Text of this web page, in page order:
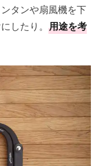
タンや扇風機を下
したり。 用途を考